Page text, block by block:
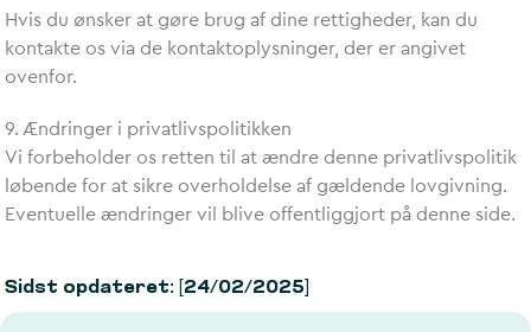
Hvis du ønsker at gøre brug af dine rettigheder, kan du
kontakte os via de kontaktoplysninger, der er angivet
ovenfor.
9. Ændringer i privatlivspolitikken
Vi forbeholder os retten til at ændre denne privatlivspolitik
løbende for at sikre overholdelse af gældende lovgivning.
Eventuelle ændringer vil blive offentliggjort på denne side.
Sidst opdateret: [24/02/2025]